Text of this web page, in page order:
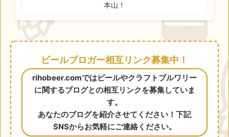
本山！
ビールブロガー相互リンク募集中！
rihobeer.comではビールやクラフトブルワリー
に関するブログとの相互リンクを募集していま
す。
あなたのブログを紹介させてください！下記
SNSからお気軽にご連絡ください。